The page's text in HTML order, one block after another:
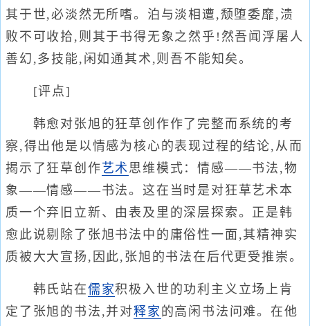
其于世,必淡然无所嗜。泊与淡相遭,颓堕委靡,溃
败不可收拾,则其于书得无象之然乎!然吾闻浮屠人
善幻,多技能,闲如通其术,则吾不能知矣。
[评点]
韩愈对张旭的狂草创作作了完整而系统的考
察,得出他是以情感为核心的表现过程的结论,从而
揭示了狂草创作艺术 思维模式：情感——书法,物
象——情感——书法。这在当时是对狂草艺术本
质一个弃旧立新、由表及里的深层探索。正是韩
愈此说剔除了张旭书法中的庸俗性一面,其精神实
质被大大宣扬,因此,张旭的书法在后代更受推崇。
韩氏站在儒家积极入世的功利主义立场上肯
定了张旭的书法,并对释家 的高闲书法问难。在他